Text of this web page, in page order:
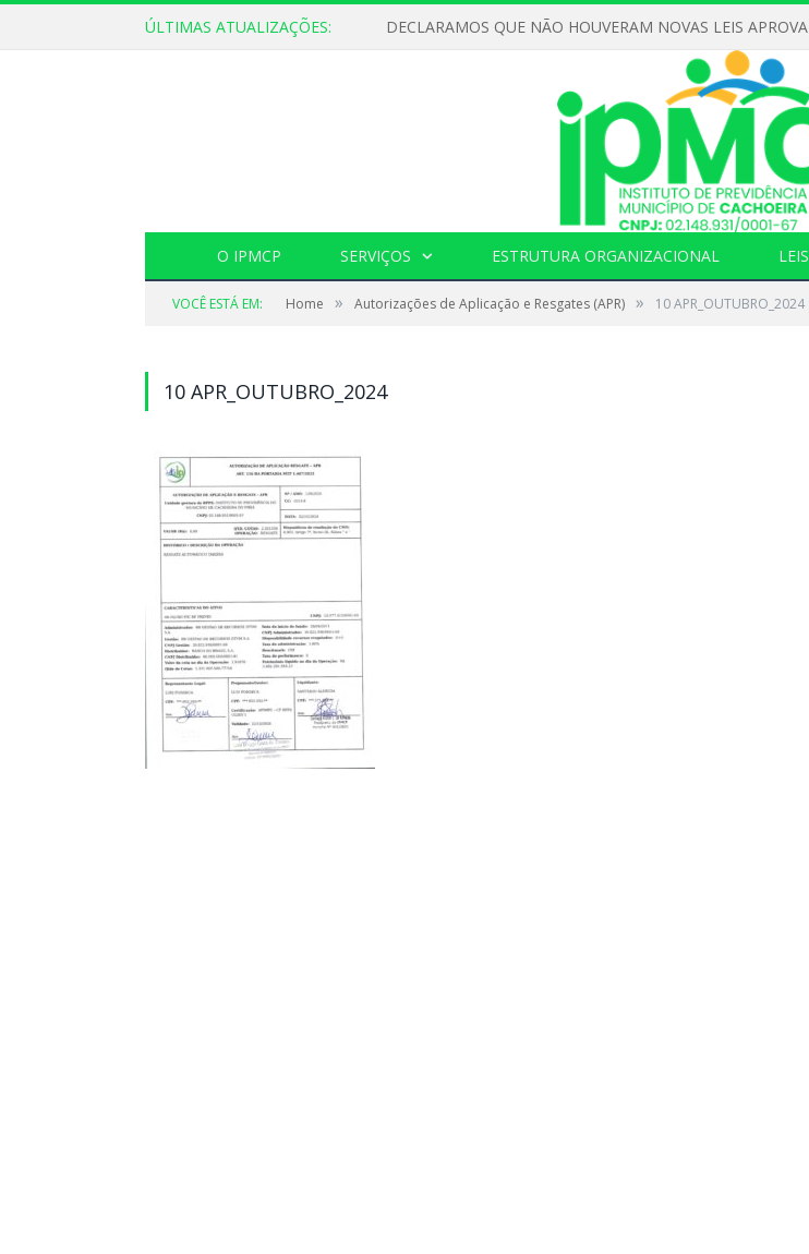
ÚLTIMAS ATUALIZAÇÕES:
O IPMCP SERVIÇOS ESTRUTURA ORGANIZACIONAL LEIS
VOCÊ ESTÁ EM: Home » Autorizações de Aplicação e Resgates (APR) » 10 APR_OUTUBRO_2024
10 APR_OUTUBRO_2024